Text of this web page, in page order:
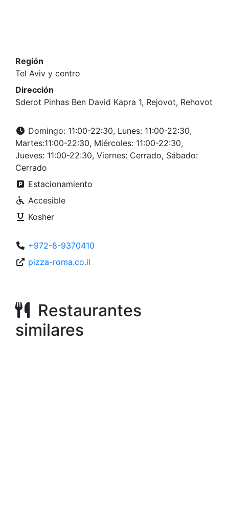
Región
Tel Aviv y centro
Dirección
Sderot Pinhas Ben David Kapra 1, Rejovot, Rehovot
Domingo: 11:00-22:30, Lunes: 11:00-22:30,
Martes:11:00-22:30, Miércoles: 11:00-22:30,
Jueves: 11:00-22:30, Viernes: Cerrado, Sábado:
Cerrado
Estacionamiento
Accesible
Kosher
+972-8-9370410
pizza-roma.co.il
Restaurantes
similares